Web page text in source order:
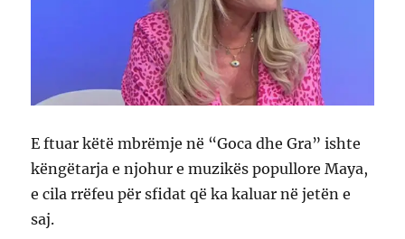
E ftuar këtë mbrëmje në “Goca dhe Gra” ishte
këngëtarja e njohur e muzikës popullore Maya,
e cila rrëfeu për sfidat që ka kaluar në jetën e
saj.